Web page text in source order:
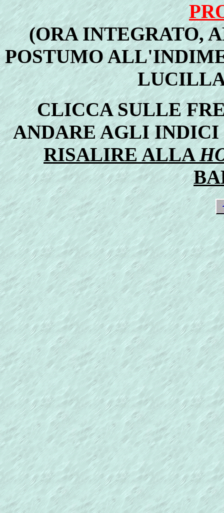
(ORA INTEGRATO,
POSTUMO
CLICCA SULLE
ANDARE AGLI
RISALIRE ALLA